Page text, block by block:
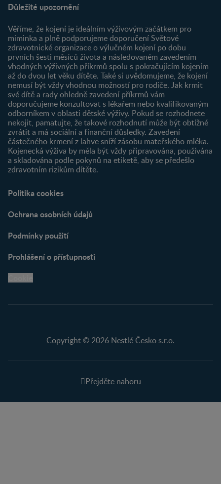
O nás
Můj účet
Registrace
Newsletter
Přihlášení
Produkty
Najít produkt
Důležité upozornění
Věříme, že kojení je ideálním výživovým začátkem pro
miminka a plně podporujeme doporučení Světové
zdravotnické organizace o výlučném kojení po dobu
prvních šesti měsíců života a následovaném zavedením
vhodných výživných příkrmů spolu s pokračujícím kojením
až do dvou let věku dítěte. Také si uvědomujeme, že kojení
nemusí být vždy vhodnou možností pro rodiče. Jak krmit
své dítě a rady ohledně zavedení příkrmů vám
doporučujeme konzultovat s lékařem nebo kvalifikovaným
odborníkem v oblasti dětské výživy. Pokud se rozhodnete
nekojit, pamatujte, že takové rozhodnutí může být obtížné
zvrátit a má sociální a finanční důsledky. Zavedení
částečného krmení z lahve sníží zásobu mateřského mléka.
Kojenecká výživa by měla být vždy připravována, používána
a skladována podle pokynů na etiketě, aby se předešlo
zdravotním rizikům dítěte.
Politika cookies
Ochrana osobních údajů
Podmínky použití
Prohlášení o přístupnosti
Copyright © 2026 Nestlé Česko s.r.o.
Přejděte nahoru